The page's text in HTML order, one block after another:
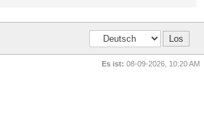
Es ist: 08-09-2026, 10:20 AM